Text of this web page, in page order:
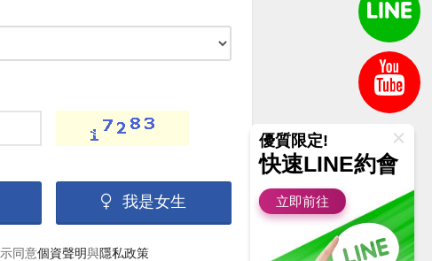
我是女生
同意個資聲明與隱私政策
優質限定!
快速LINE約會
立即前往